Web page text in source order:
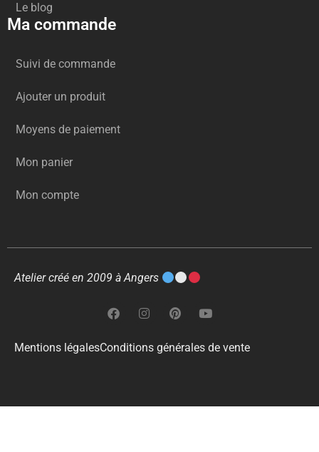
Le blog
Ma commande
Suivi de commande
Ajouter un produit
Moyens de paiement
Mon panier
Mon compte
Atelier créé en 2009 à Angers
Mentions légalesConditions générales de vente